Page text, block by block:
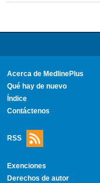
Acerca de MedlinePlus
Qué hay de nuevo
Índice
Contáctenos
RSS
Exenciones
Derechos de autor